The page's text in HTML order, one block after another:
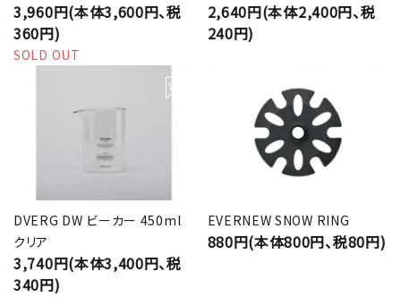
3,960円(本体3,600円、税
360円)
SOLD OUT
2,640円(本体2,400円、税
240円)
DVERG DW ビーカー 450ml
クリア
3,740円(本体3,400円、税
340円)
EVERNEW SNOW RING
880円(本体800円、税80円)